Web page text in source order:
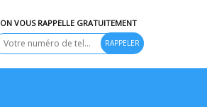
ON VOUS RAPPELLE GRATUITEMENT